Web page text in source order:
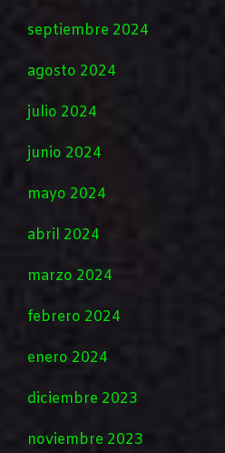
septiembre 2024
agosto 2024
julio 2024
junio 2024
mayo 2024
abril 2024
marzo 2024
febrero 2024
enero 2024
diciembre 2023
noviembre 2023